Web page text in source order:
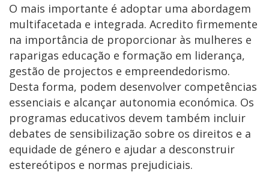
O mais importante é adoptar uma abordagem
multifacetada e integrada. Acredito firmemente
na importância de proporcionar às mulheres e
raparigas educação e formação em liderança,
gestão de projectos e empreendedorismo.
Desta forma, podem desenvolver competências
essenciais e alcançar autonomia económica. Os
programas educativos devem também incluir
debates de sensibilização sobre os direitos e a
equidade de género e ajudar a desconstruir
estereótipos e normas prejudiciais.